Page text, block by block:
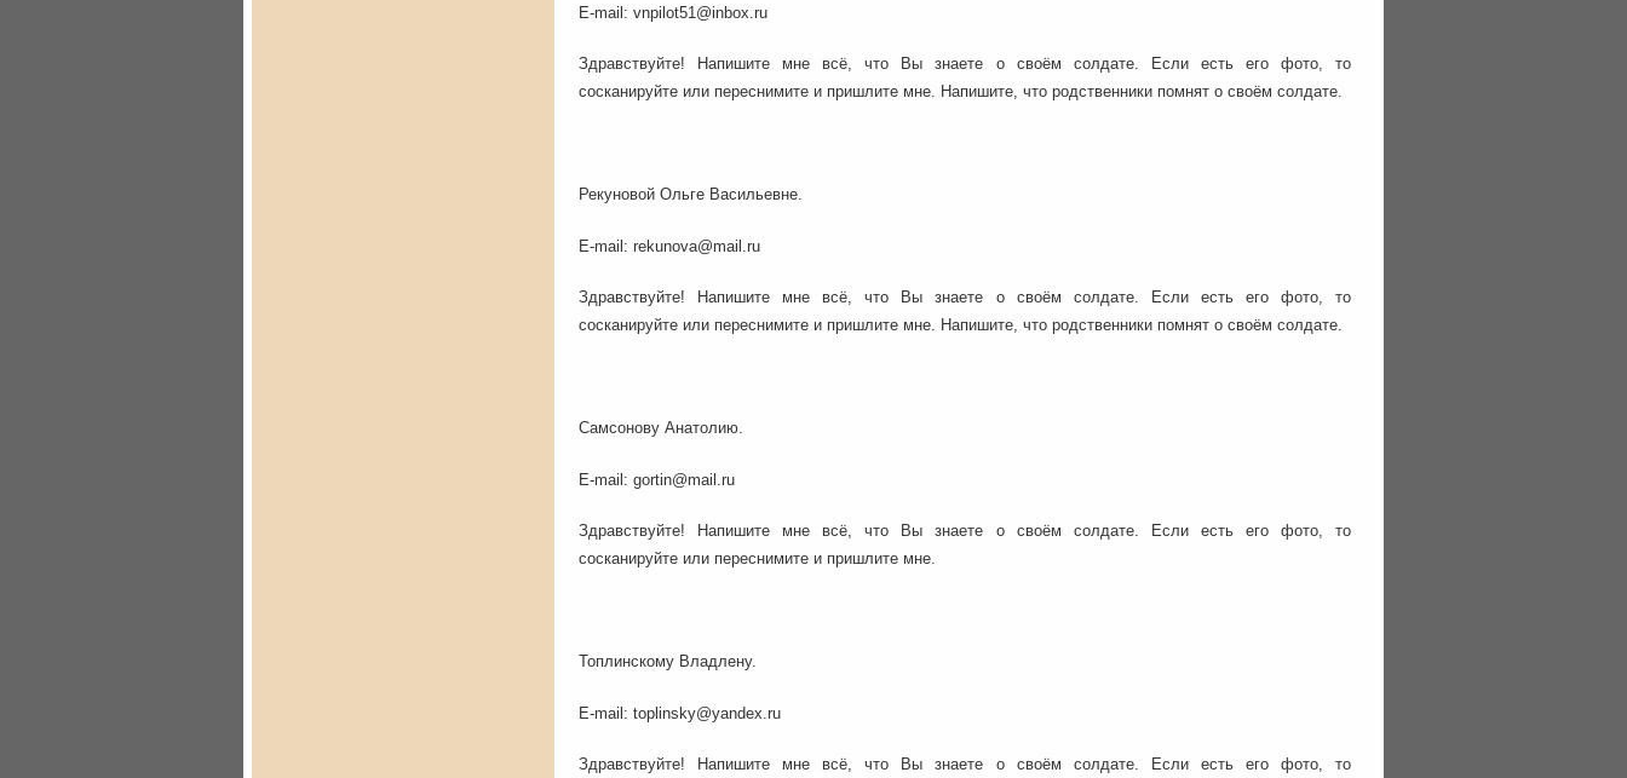
E-mail: vnpilot51@inbox.ru
Здравствуйте! Напишите мне всё, что Вы знаете о своём солдате. Если есть его фото, то
сосканируйте или переснимите и пришлите мне. Напишите, что родственники помнят о своём солдате.
Рекуновой Ольге Васильевне.
E-mail: rekunova@mail.ru
Здравствуйте! Напишите мне всё, что Вы знаете о своём солдате. Если есть его фото, то
сосканируйте или переснимите и пришлите мне. Напишите, что родственники помнят о своём солдате.
Самсонову Анатолию.
E-mail: gortin@mail.ru
Здравствуйте! Напишите мне всё, что Вы знаете о своём солдате. Если есть его фото, то
сосканируйте или переснимите и пришлите мне.
Топлинскому Владлену.
E-mail: toplinsky@yandex.ru
Здравствуйте! Напишите мне всё, что Вы знаете о своём солдате. Если есть его фото, то